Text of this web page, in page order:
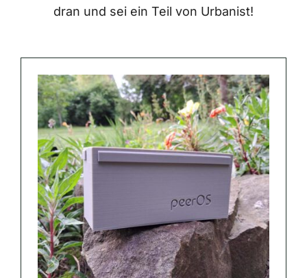
dran und sei ein Teil von Urbanist!